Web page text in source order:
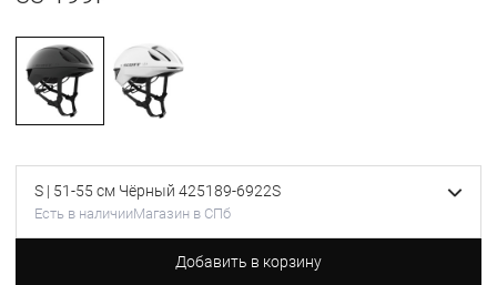
S | 51-55 см Чёрный 425189-6922S
Есть в наличииМагазин в СПб
Добавить в корзину